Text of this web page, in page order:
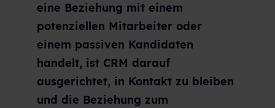
eine Beziehung mit einem
potenziellen Mitarbeiter oder
einem passiven Kandidaten
handelt, ist CRM darauf
ausgerichtet, in Kontakt zu bleiben
und die Beziehung zum